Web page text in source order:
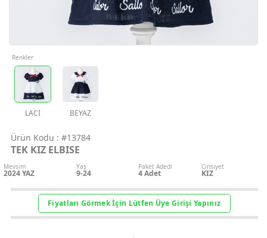
Geri Bildirim
İletişim
Müşteri
Üye Ol
Ürün Kodu : #13784
TEK KIZ ELBISE
Mevsim
2024 YAZ
Yaş
9-24
Paket Adedi
4Adet
Cinsiyet
KIZ
Renkler
LACI BEYAZ
Fiyatları Görmek İçin Lütfen Üye Girişi Yapınız